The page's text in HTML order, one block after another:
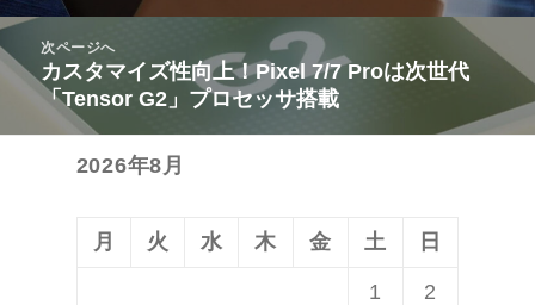
ナ
ビ
の
投
稿:
次ページへ
次
の
投
カスタマイズ性向上！Pixel 7/7 Proは次世代
「Tensor G2」プロセッサ搭載
2026年8月
月 火 水 木 金 土 日
1 2